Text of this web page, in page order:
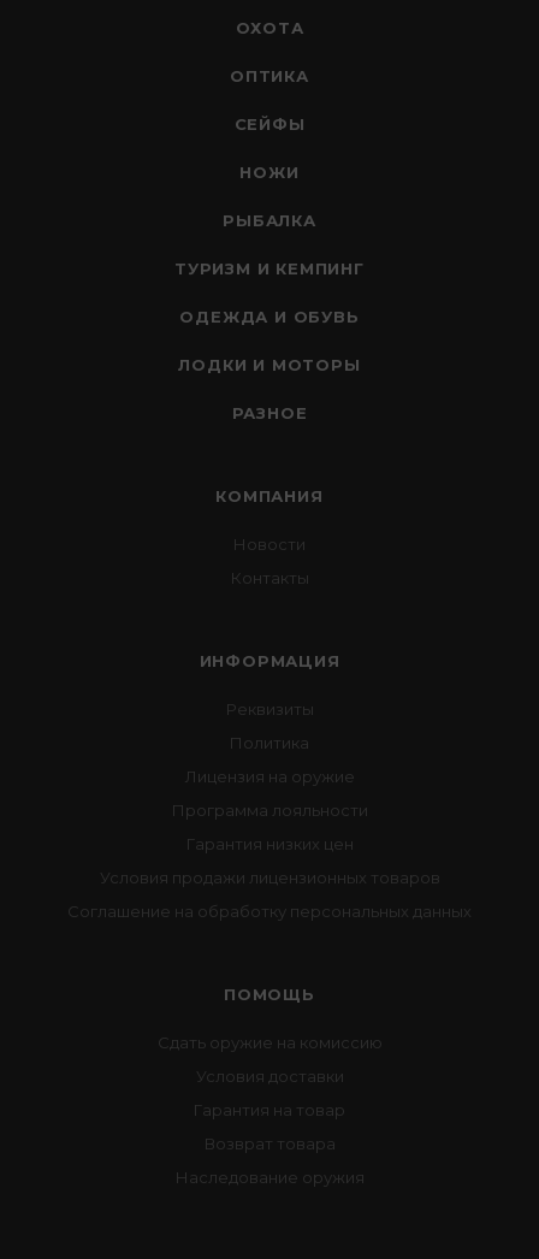
ОХОТА
ОПТИКА
СЕЙФЫ
НОЖИ
РЫБАЛКА
ТУРИЗМ И КЕМПИНГ
ОДЕЖДА И ОБУВЬ
ЛОДКИ И МОТОРЫ
РАЗНОЕ
КОМПАНИЯ
Новости
Контакты
ИНФОРМАЦИЯ
Реквизиты
Политика
Лицензия на оружие
Программа лояльности
Гарантия низких цен
Условия продажи лицензионных товаров
Соглашение на обработку персональных данных
ПОМОЩЬ
Сдать оружие на комиссию
Условия доставки
Гарантия на товар
Возврат товара
Наследование оружия